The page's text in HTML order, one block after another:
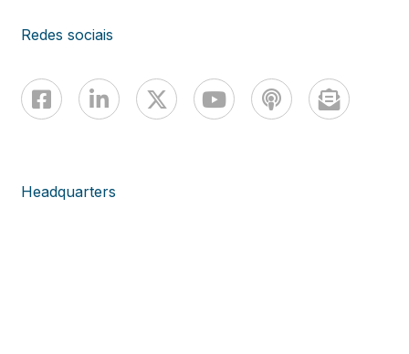
Redes sociais
Headquarters